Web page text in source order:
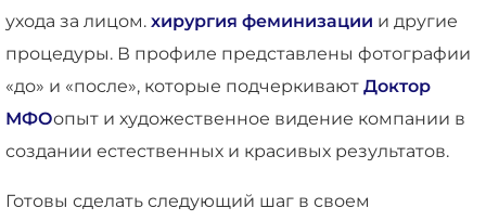
ухода за лицом. хирургия феминизации и другие
процедуры. В профиле представлены фотографии
«до» и «после», которые подчеркивают Доктор
МФОопыт и художественное видение компании в
создании естественных и красивых результатов.
Готовы сделать следующий шаг в своем